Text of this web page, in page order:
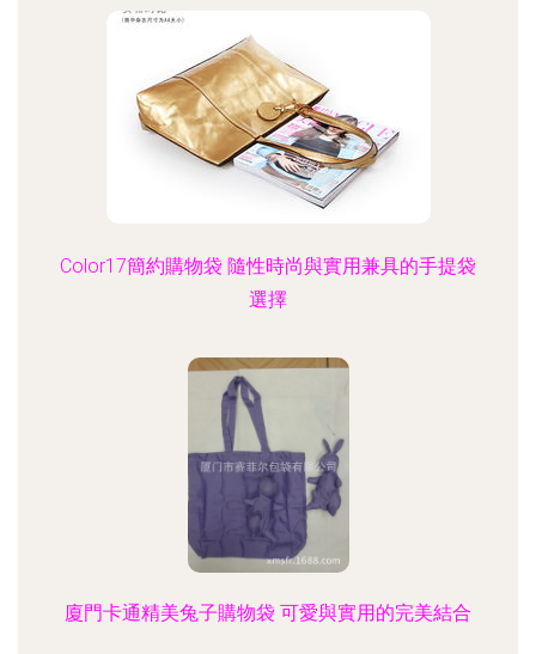
Color17簡約購物袋 隨性時尚與實用兼具的手提袋
選擇
廈門卡通精美兔子購物袋 可愛與實用的完美結合